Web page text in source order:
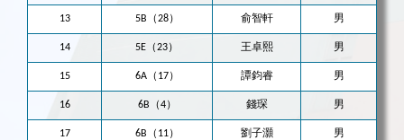
13 5B（28） 俞智軒 男
14 5E（23） 王卓熙 男
15 6A（17） 譚鈞睿 男
16 6B（4） 錢琛 男
17 6B（11） 劉子灝 男